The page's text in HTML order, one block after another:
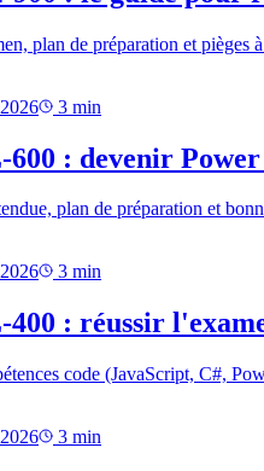
plan de préparation et
3 min
: devenir
plan de préparation et
3 min
: réussir
code (JavaScript, C#,
3 min